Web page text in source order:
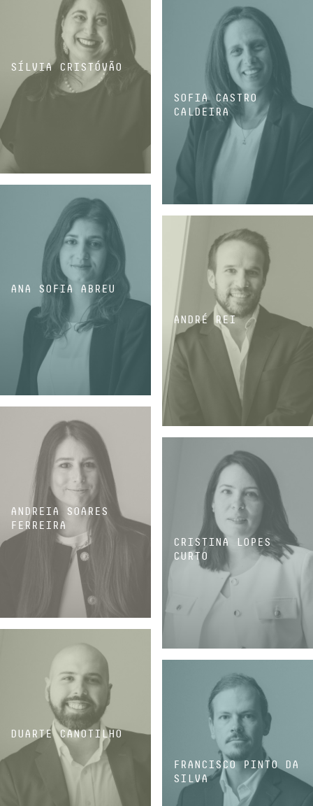
SÍLVIA CRISTÓVÃO
ASSOCIADA COORDENADORA
SOFIA CASTRO
CALDEIRA
ASSOCIADA COORDENADORA
ANA SOFIA ABREU
ASSOCIADA SÉNIOR
ANDRÉ REI
ASSOCIADO SÉNIOR
ANDREIA SOARES
FERREIRA
ASSOCIADA SÉNIOR
CRISTINA LOPES
CURTO
ASSOCIADA SÉNIOR
DUARTE CANOTILHO
FRANCISCO PINTO DA
SILVA